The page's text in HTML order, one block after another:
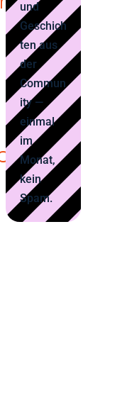
und
Geschich
ten aus
der
Commun
ity —
einmal
im
Monat,
kein
Spam.